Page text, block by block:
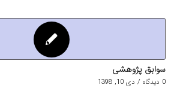
سوابق پژوهشی
0 دیدگاه / دی 10, 1398